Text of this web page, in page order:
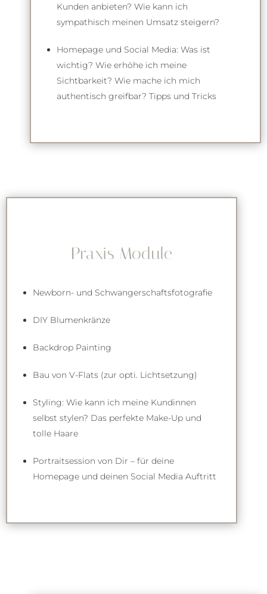
Kunden anbieten? Wie kann ich
sympathisch meinen Umsatz steigern?
Homepage und Social Media: Was ist
wichtig? Wie erhöhe ich meine
Sichtbarkeit? Wie mache ich mich
authentisch greifbar? Tipps und Tricks
Praxis Module
Newborn- und Schwangerschaftsfotografie
DIY Blumenkränze
Backdrop Painting
Bau von V-Flats (zur opti. Lichtsetzung)
Styling: Wie kann ich meine Kundinnen
selbst stylen? Das perfekte Make-Up und
tolle Haare
Portraitsession von Dir – für deine
Homepage und deinen Social Media Auftritt